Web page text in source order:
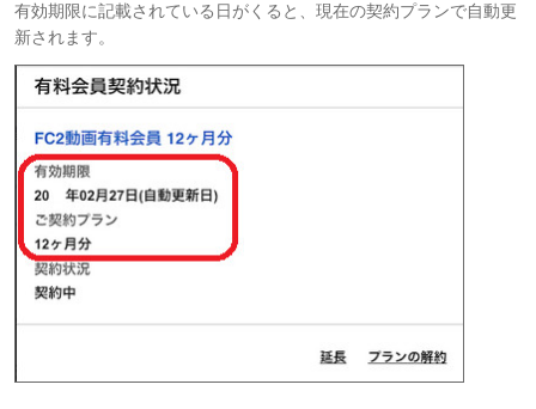
有効期限に記載されている日がくると、現在の契約プランで自動更
新されます。